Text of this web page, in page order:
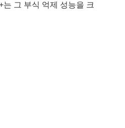
그 부식 억제 성능을 크